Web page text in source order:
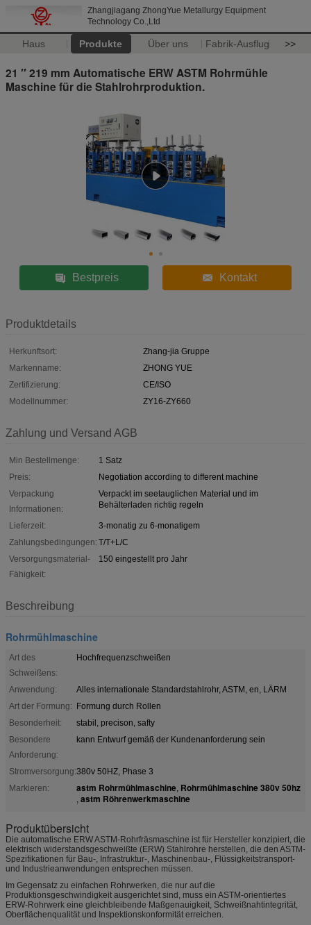
Zhangjiagang ZhongYue Metallurgy Equipment
Technology Co.,Ltd
Haus Produkte Über uns Fabrik-Ausflug >>
21 ′′ 219 mm Automatische ERW ASTM Rohrmühle
Maschine für die Stahlrohrproduktion.
Bestpreis Kontakt
Produktdetails
Herkunftsort:
Zhang-jia Gruppe
Markenname:
ZHONG YUE
Zertifizierung:
CE/ISO
Modellnummer:
ZY16-ZY660
Zahlung und Versand AGB
Min Bestellmenge:
1 Satz
Preis:
Negotiation according to different machine
Verpackung
Informationen:
Verpackt im seetauglichen Material und im
Behälterladen richtig regeln
Lieferzeit:
3-monatig zu 6-monatigem
Zahlungsbedingungen: T/T+L/C
Versorgungsmaterial-
Fähigkeit:
150 eingestellt pro Jahr
Beschreibung
Rohrmühlmaschine
Art des
Schweißens:
Hochfrequenzschweißen
Anwendung:
Alles internationale Standardstahlrohr, ASTM, en, LÄRM
Art der Formung: Formung durch Rollen
Besonderheit:
stabil, precison, safty
Besondere
Anforderung:
kann Entwurf gemäß der Kundenanforderung sein
Stromversorgung:380v 50HZ, Phase 3
Markieren:
astm Rohrmühlmaschine, Rohrmühlmaschine 380v 50hz
, astm Röhrenwerkmaschine
Produktübersicht
Die automatische ERW ASTM-Rohrfräsmaschine ist für Hersteller konzipiert, die
elektrisch widerstandsgeschweißte (ERW) Stahlrohre herstellen, die den ASTM-
Spezifikationen für Bau-, Infrastruktur-, Maschinenbau-, Flüssigkeitstransport-
und Industrieanwendungen entsprechen müssen.
Im Gegensatz zu einfachen Rohrwerken, die nur auf die
Produktionsgeschwindigkeit ausgerichtet sind, muss ein ASTM-orientiertes
ERW-Rohrwerk eine gleichbleibende Maßgenauigkeit, Schweißnahtintegrität,
Oberflächenqualität und Inspektionskonformität erreichen.